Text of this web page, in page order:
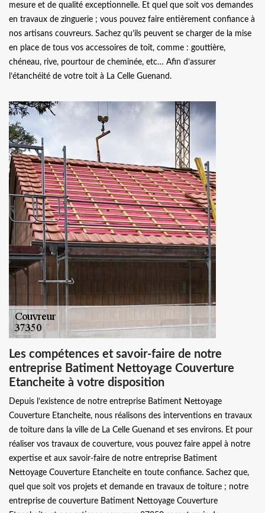
mesure et de qualité exceptionnelle. Et quel que soit vos demandes
en travaux de zinguerie ; vous pouvez faire entièrement confiance à
nos artisans couvreurs. Sachez qu’ils peuvent se charger de la mise
en place de tous vos accessoires de toit, comme : gouttière,
chéneau, rive, pourtour de cheminée, etc… Afin d’assurer
l’étanchéité de votre toit à La Celle Guenand.
Les compétences et savoir-faire de notre
entreprise Batiment Nettoyage Couverture
Etancheite à votre disposition
Depuis l’existence de notre entreprise Batiment Nettoyage
Couverture Etancheite, nous réalisons des interventions en travaux
de toiture dans la ville de La Celle Guenand et ses environs. Et pour
réaliser vos travaux de couverture, vous pouvez faire appel à notre
expertise et aux savoir-faire de notre entreprise Batiment
Nettoyage Couverture Etancheite en toute confiance. Sachez que,
quel que soit vos projets et demande en travaux de toiture ; notre
entreprise de couverture Batiment Nettoyage Couverture